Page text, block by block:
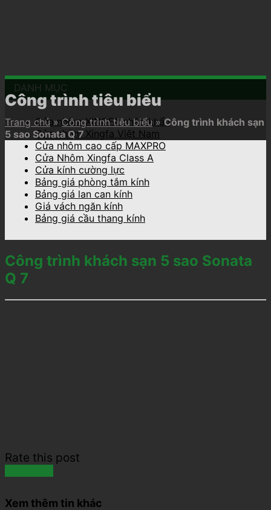
Công trình tiêu biểu
Trang chủ»Công trình tiêu biểu»Công trình khách sạn
5 sao Sonata Q 7
DANH MỤC
Cửa nhôm XINGFA nhập khẩu
Cửa nhôm Xingfa Việt Nam
Cửa nhôm cao cấp MAXPRO
Cửa Nhôm Xingfa Class A
Cửa kính cường lực
Bảng giá phòng tắm kính
Bảng giá lan can kính
Giá vách ngăn kính
Bảng giá cầu thang kính
Công trình khách sạn 5 sao Sonata
Q 7
Rate this post
Xem thêm tin khác